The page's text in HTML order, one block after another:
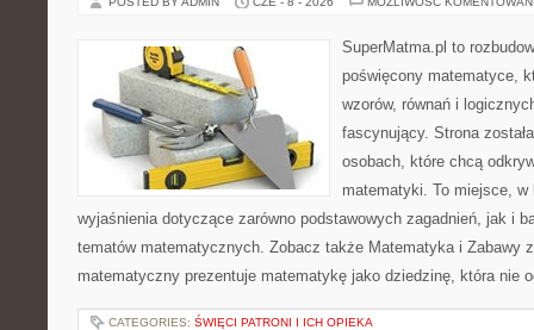
SuperMatma.pl to
poświęcony matematyce,
wzorów, równań i
fascynujący. Strona
osobach, które chcą
matematyki. To miejsce,
wyjaśnienia dotyczące zarówno podstawowych zagadnień, jak i
tematów matematycznych. Zobacz także Matematyka i Zabawy
matematyczny prezentuje matematykę jako dziedzinę, która nie
CATEGORIES: ŚWIĘCI PATRONI I ICH OPIEKA